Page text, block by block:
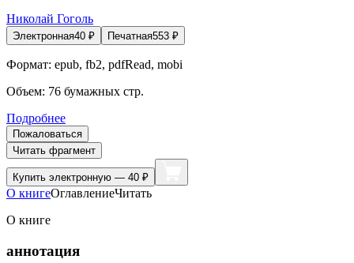
Николай Гоголь
Электронная40 ₽ Печатная553 ₽
Формат: epub, fb2, pdfRead, mobi
Объем: 76 бумажных стр.
Подробнее
Пожаловаться
Читать фрагмент
Купить электронную — 40 ₽
О книгеОглавлениеЧитать
О книге
аннотация